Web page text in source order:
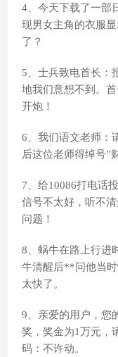
4、今天下载了一部
现男女主角的衣服
了？
5、士兵致电首长：
地我们意想不到。
开炮！
6、我们语文老师：
后这位老师得绰号”
7、给10086打电话
信号不太好，听不
问题！
8、蜗牛在路上行进
牛清醒后**问他当
太快了。
9、亲爱的用户，您
奖，奖金为1万元，
码：不许动。